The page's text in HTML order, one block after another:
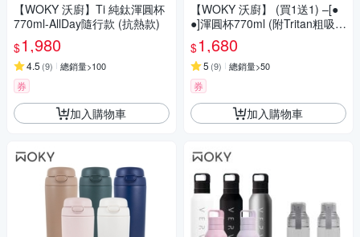
【WOKY 沃廚】Ti 純鈦渾圓杯
770ml-AllDay隨行款 (抗熱款)
$1,980
4.5 (9) 總銷量>100
券
加入購物車
【WOKY 沃廚】 (買1送1) –[●
●]渾圓杯770ml (附Tritan粗吸管
+矽膠粗吸管)
$1,680
5 (9) 總銷量>50
券
加入購物車